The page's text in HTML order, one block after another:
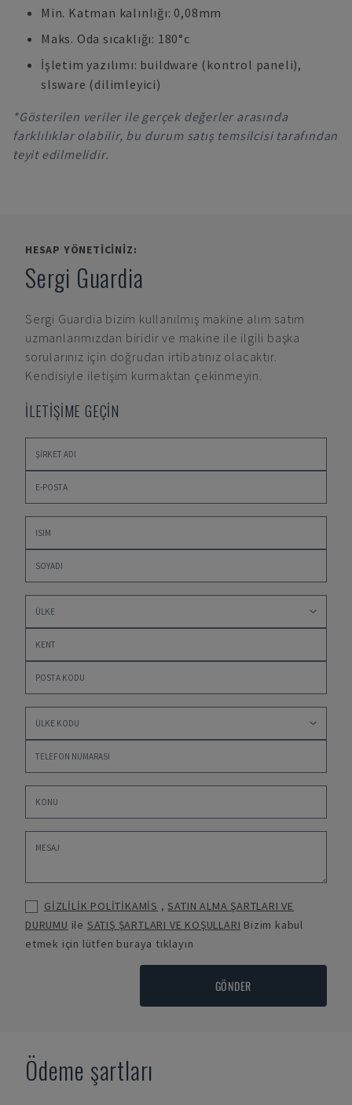
Min. Katman kalınlığı: 0,08mm
Maks. Oda sıcaklığı: 180°c
İşletim yazılımı: buildware (kontrol paneli),
slsware (dilimleyici)
*Gösterilen veriler ile gerçek değerler arasında
farklılıklar olabilir, bu durum satış temsilcisi tarafından
teyit edilmelidir.
HESAP YÖNETICINIZ:
Sergi Guardia
Sergi Guardia bizim kullanılmış makine alım satım
uzmanlarımızdan biridir ve makine ile ilgili başka
sorularınız için doğrudan irtibatınız olacaktır.
Kendisiyle iletişim kurmaktan çekinmeyin.
İLETİŞİME GEÇİN
GİZLİLİK POLİTİKAMİS ,SATIN ALMA ŞARTLARI VE
DURUMU ile SATIŞ ŞARTLARI VE KOŞULLARI Bizim kabul
etmek için lütfen buraya tıklayın
GÖNDER
Ödeme şartları